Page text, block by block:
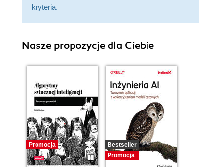
kryteria.
Nasze propozycje dla Ciebie
Promocja
Bestseller
Promocja